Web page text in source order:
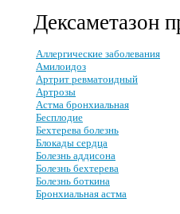
Дексаметазон
Аллергические заболевания
Амилоидоз
Артрит ревматоидный
Артрозы
Астма бронхиальная
Бесплодие
Бехтерева болезнь
Блокады сердца
Болезнь аддисона
Болезнь бехтерева
Болезнь боткина
Бронхиальная астма